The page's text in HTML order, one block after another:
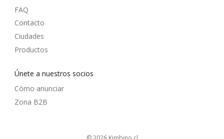
FAQ
Contacto
Ciudades
Productos
Únete a nuestros socios
Cómo anunciar
Zona B2B